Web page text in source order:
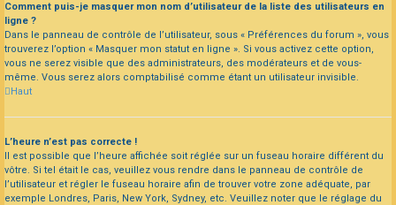
Comment puis-je masquer mon nom d’utilisateur de la liste des utilisateurs en
ligne ?
Dans le panneau de contrôle de l’utilisateur, sous « Préférences du forum », vous
trouverez l’option « Masquer mon statut en ligne ». Si vous activez cette option,
vous ne serez visible que des administrateurs, des modérateurs et de vous-
même. Vous serez alors comptabilisé comme étant un utilisateur invisible.
Haut
L’heure n’est pas correcte !
Il est possible que l’heure affichée soit réglée sur un fuseau horaire différent du
vôtre. Si tel était le cas, veuillez vous rendre dans le panneau de contrôle de
l’utilisateur et régler le fuseau horaire afin de trouver votre zone adéquate, par
exemple Londres, Paris, New York, Sydney, etc. Veuillez noter que le réglage du